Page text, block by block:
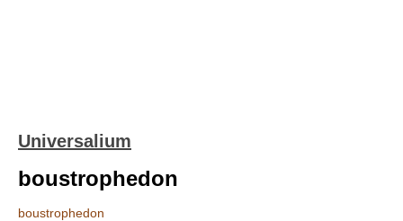
Universalium
boustrophedon
boustrophedon